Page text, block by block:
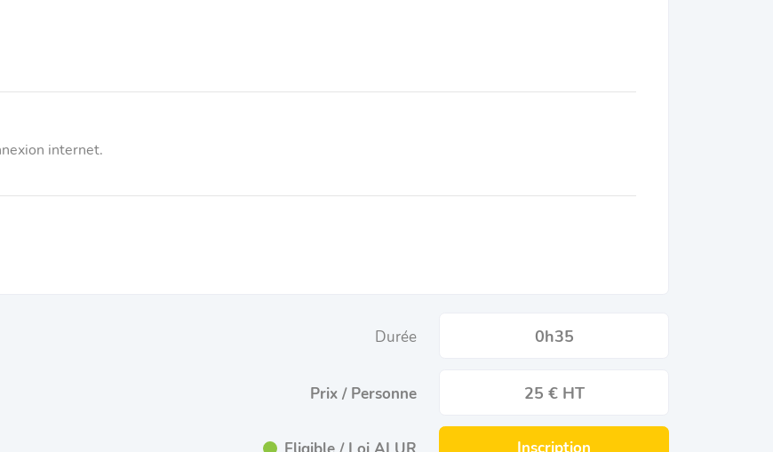
internet.
Durée 0h35
Prix / Personne 25 € HT
Inscription